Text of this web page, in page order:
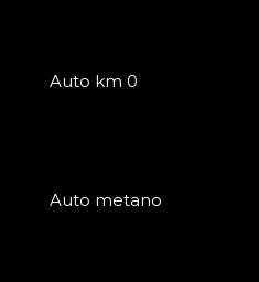
Auto km 0
Auto metano